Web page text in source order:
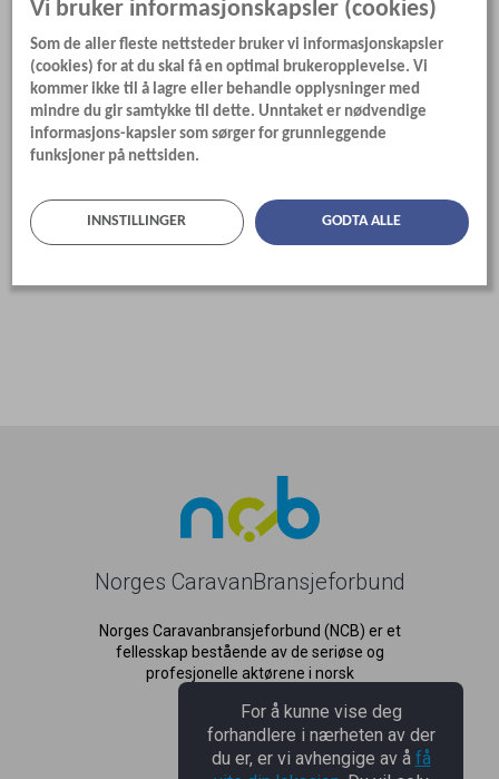
Norges CaravanBransjeforbund
Norges Caravanbransjeforbund (NCB) er et
fellesskap bestående av de seriøse og
profesjonelle aktørene i norsk
NCB
For å kunne vise deg
forhandlere i nærheten av der
du er, er vi avhengige av å få
Vi bruker informasjonskapsler (cookies)
Som de aller fleste nettsteder bruker vi informasjonskapsler
(cookies) for at du skal få en optimal brukeropplevelse. Vi
kommer ikke til å lagre eller behandle opplysninger med
mindre du gir samtykke til dette. Unntaket er nødvendige
informasjons-kapsler som sørger for grunnleggende
funksjoner på nettsiden.
INNSTILLINGER GODTA ALLE